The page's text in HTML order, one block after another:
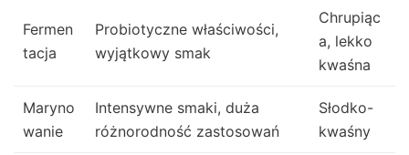
Fermen
tacja
Probiotyczne właściwości,
wyjątkowy smak
Chrupiąc
a, lekko
kwaśna
Maryno
wanie
Intensywne smaki, duża
różnorodność zastosowań
Słodko-
kwaśny